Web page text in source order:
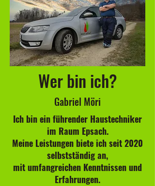
Wer bin ich?
Gabriel Möri
Ich bin ein führender Haustechniker
im Raum Epsach.
Meine Leistungen biete ich seit 2020
selbstständig an,
mit umfangreichen Kenntnissen und
Erfahrungen.